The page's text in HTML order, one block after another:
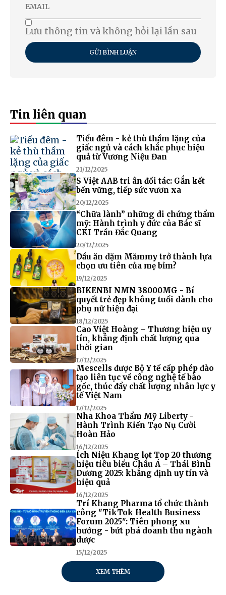
Lưu thông tin và không hỏi lại lần sau
GỬI BÌNH LUẬN
Tin liên quan
Tiểu đêm - kẻ thù thầm lặng của
giấc ngủ và cách khắc phục hiệu
quả từ Vương Niệu Đan
21/12/2025
S Việt AAB tri ân đối tác: Gắn kết
bền vững, tiếp sức vươn xa
20/12/2025
“Chữa lành” những di chứng thẩm
mỹ: Hành trình y đức của Bác sĩ
CKI Trần Đắc Quang
20/12/2025
Dầu ăn dặm Mămmy trở thành lựa
chọn ưu tiên của mẹ bỉm?
19/12/2025
BIKENBI NMN 38000MG - Bí
quyết trẻ đẹp không tuổi dành cho
phụ nữ hiện đại
18/12/2025
Cao Việt Hoàng – Thương hiệu uy
tín, khẳng định chất lượng qua
thời gian
17/12/2025
Mescells được Bộ Y tế cấp phép đào
tạo liên tục về công nghệ tế bào
gốc, thúc đẩy chất lượng nhân lực y
tế Việt Nam
17/12/2025
Nha Khoa Thẩm Mỹ Liberty -
Hành Trình Kiến Tạo Nụ Cười
Hoàn Hảo
16/12/2025
Ích Niệu Khang lọt Top 20 thương
hiệu tiêu biểu Châu Á – Thái Bình
Dương 2025: khẳng định uy tín và
hiệu quả
16/12/2025
Trí Khang Pharma tổ chức thành
công "TikTok Health Business
Forum 2025": Tiên phong xu
hướng - bứt phá doanh thu ngành
dược
15/12/2025
XEM THÊM